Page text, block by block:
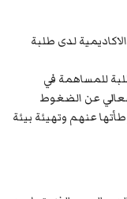
لدى طلبة
للمساهمة في
عن الضغوط
عنهم وتهيئة بيئة